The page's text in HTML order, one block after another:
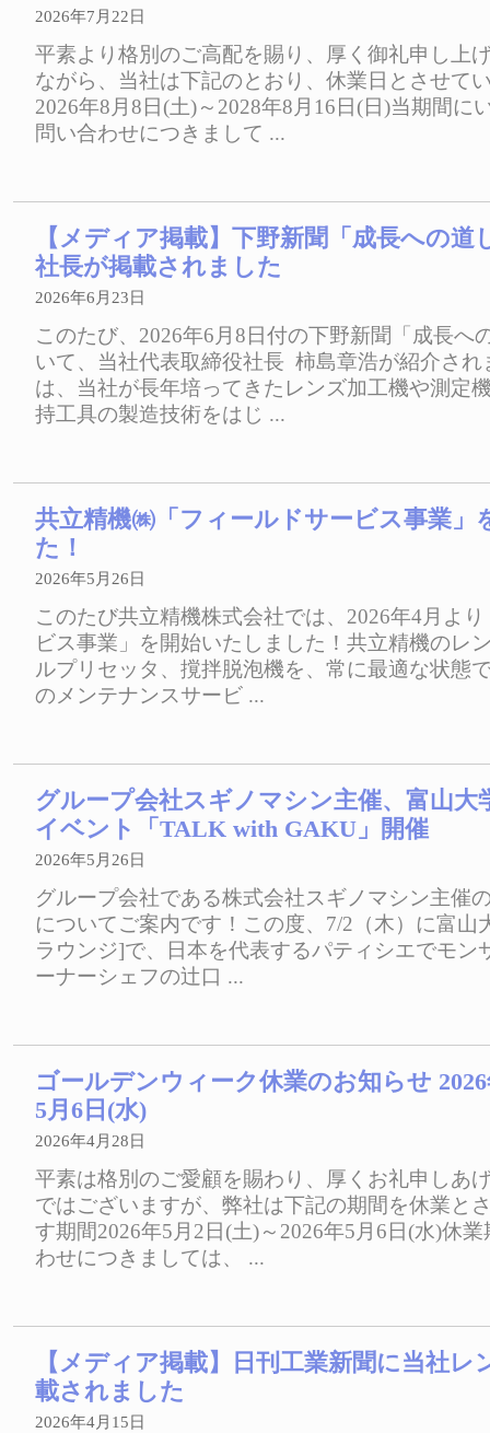
2026年7月22日
平素より格別のご高配を賜り、厚く御礼申し上
ながら、当社は下記のとおり、休業日とさせて
2026年8月8日(土)～2028年8月16日(日)当期間に
問い合わせにつきまして ...
【メディア掲載】下野新聞「成長への道
社長が掲載されました
2026年6月23日
このたび、2026年6月8日付の下野新聞「成長へ
いて、当社代表取締役社長 柿島章浩が紹介され
は、当社が長年培ってきたレンズ加工機や測定
持工具の製造技術をはじ ...
共立精機㈱「フィールドサービス事業」
た！
2026年5月26日
このたび共立精機株式会社では、2026年4月よ
ビス事業」を開始いたしました！共立精機のレ
ルプリセッタ、撹拌脱泡機を、常に最適な状態
のメンテナンスサービ ...
グループ会社スギノマシン主催、富山大
イベント「TALK with GAKU」開催
2026年5月26日
グループ会社である株式会社スギノマシン主催
についてご案内です！この度、7/2（木）に富山
ラウンジ]で、日本を代表するパティシエでモン
ーナーシェフの辻口 ...
ゴールデンウィーク休業のお知らせ
5月6日(水)
2026年4月28日
平素は格別のご愛顧を賜わり、厚くお礼申しあ
ではございますが、弊社は下記の期間を休業と
す期間2026年5月2日(土)～2026年5月6日(水)休
わせにつきましては、 ...
【メディア掲載】日刊工業新聞に当社レ
載されました
2026年4月15日